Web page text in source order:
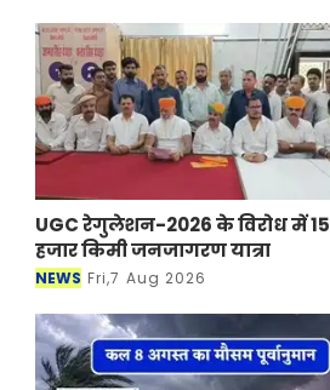
concerned finance company or
bank is l
UGC रेगुलेशन-2026 के विरोध में 15
हजार किमी जनजागरण यात्रा
NEWS Fri,7 Aug 2026